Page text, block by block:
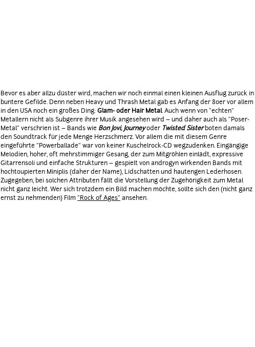
Bevor es aber allzu düster wird, machen wir noch einmal einen kleinen Ausflug zurück in
buntere Gefilde. Denn neben Heavy und Thrash Metal gab es Anfang der 80er vor allem
in den USA noch ein großes Ding:Glam- oder Hair Metal. Auch wenn von "echten"
Metallern nicht als Subgenre ihrer Musik angesehen wird – und daher auch als "Poser-
Metal" verschrien ist – Bands wie Bon Jovi, Journeyoder Twisted Sisterboten damals
den Soundtrack für jede Menge Herzschmerz. Vor allem die mit diesem Genre
eingeführte "Powerballade" war von keiner Kuschelrock-CD wegzudenken. Eingängige
Melodien, hoher, oft mehrstimmiger Gesang, der zum Mitgröhlen einlädt, expressive
Gitarrensoli und einfache Strukturen – gespielt von androgyn wirkenden Bands mit
hochtoupierten Miniplis (daher der Name), Lidschatten und hautengen Lederhosen.
Zugegeben, bei solchen Attributen fällt die Vorstellung der Zugehörigkeit zum Metal
nicht ganz leicht. Wer sich trotzdem ein Bild machen möchte, sollte sich den (nicht ganz
ernst zu nehmenden) Film "Rock of Ages" ansehen.